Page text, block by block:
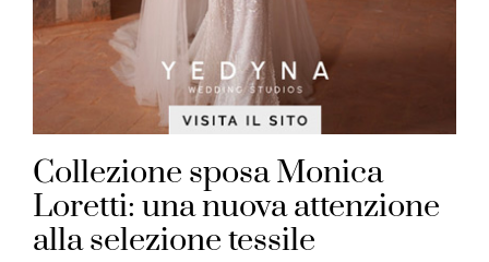
Collezione sposa Monica
Loretti: una nuova attenzione
alla selezione tessile